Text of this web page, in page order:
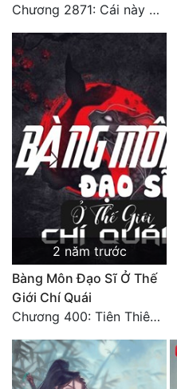
Chương 2871: Cái này đánh nhẹ nhõm a
2 năm trước
Bàng Môn Đạo Sĩ Ở Thế
Giới Chí Quái
Chương 400: Tiên Thiên Nhất khí, Thải Dược Quy Đỉnh(2)